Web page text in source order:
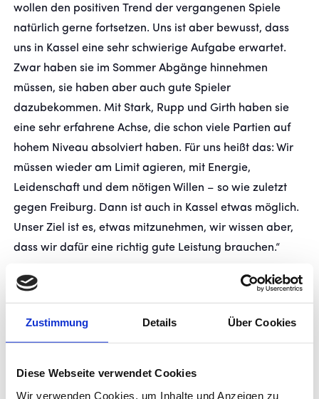
Zustimmung Details Über Cookies
Diese Webseite verwendet Cookies
Wir verwenden Cookies, um Inhalte und Anzeigen zu
wollen den positiven Trend der vergangenen Spiele
natürlich gerne fortsetzen. Uns ist aber bewusst, dass
uns in Kassel eine sehr schwierige Aufgabe erwartet.
Zwar haben sie im Sommer Abgänge hinnehmen
müssen, sie haben aber auch gute Spieler
dazubekommen. Mit Stark, Rupp und Girth haben sie
eine sehr erfahrene Achse, die schon viele Partien auf
hohem Niveau absolviert haben. Für uns heißt das: Wir
müssen wieder am Limit agieren, mit Energie,
Leidenschaft und dem nötigen Willen – so wie zuletzt
gegen Freiburg. Dann ist auch in Kassel etwas möglich.
Unser Ziel ist es, etwas mitzunehmen, wir wissen aber,
dass wir dafür eine richtig gute Leistung brauchen.“
Personelle Lage:
Unverändert fehlen Felix Dornebusch
(Kreuzbandriss), David Stojak (Kreuzbandriss) und
Christian Mauersberger (Meniskusriss), der jedoch
bereits zurück im Mannschaftstraining ist. Maximilian